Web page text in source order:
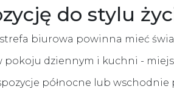
do stylu
biurowa powinna mieć
dziennym i kuchni -
północne lub